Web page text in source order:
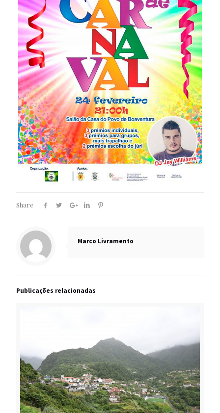
Share
Marco Livramento
Publicações relacionadas